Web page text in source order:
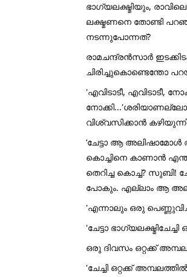
ഭാഗ്യലക്ഷ്മിയും,
ലക്ഷ്മണനെ തോണ്ടി
നടന്നുപോന്നത്?
രാമചന്ദ്രൻസാർ
ചിരിച്ചുകൊണ്ടെന്തോ
'എവിടാടീ, എവിടാടീ,
വിശ്വസിക്കാൻ
‘ചേട്ടാ ആ
കൊച്ചിനെ കാണാൻ
തെറിച്ച കൊച്ച്? സുബി!
പോകും. എല്ലാം ആ
'എന്നാലും ഒരു
'ചേട്ടാ
ഒരു ദിവസം ഒറ്റക്ക്
'ചേച്ചി ഒറ്റക്ക്